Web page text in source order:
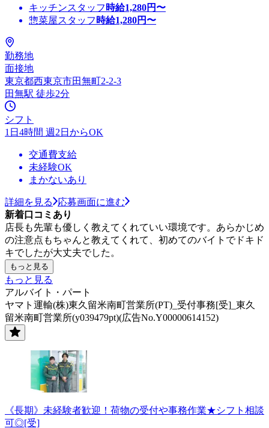
キッチンスタッフ 時給1,280円〜
惣菜屋スタッフ 時給1,280円〜
勤務地
面接地
東京都西東京市田無町2-2-3
田無駅 徒歩2分
シフト
1日4時間 週2日からOK
交通費支給
未経験OK
まかないあり
詳細を見る
応募画面に進む
新着口コミあり
店長も先輩も優しく教えてくれていい環境です。あらかじめ
の注意点もちゃんと教えてくれて、初めてのバイトでドキド
キでしたが大丈夫でした。
もっと見る
もっと見る
アルバイト・パート
ヤマト運輸(株)東久留米南町営業所(PT)_受付事務[受]_東久
留米南町営業所(y039479pt)(広告No.Y00000614152)
《長期》未経験者歓迎！荷物の受付や事務作業★シフト相談
可◎[受]